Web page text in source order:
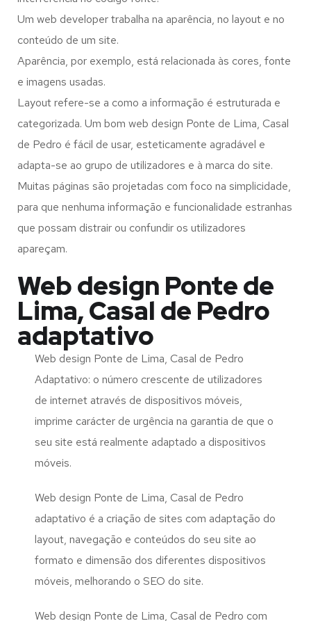
Um web developer trabalha na aparência, no layout e no
conteúdo de um site.
Aparência, por exemplo, está relacionada às cores, fonte
e imagens usadas.
Layout refere-se a como a informação é estruturada e
categorizada. Um bom web design Ponte de Lima, Casal
de Pedro é fácil de usar, esteticamente agradável e
adapta-se ao grupo de utilizadores e à marca do site.
Muitas páginas são projetadas com foco na simplicidade,
para que nenhuma informação e funcionalidade estranhas
que possam distrair ou confundir os utilizadores
apareçam.
Web design Ponte de
Lima, Casal de Pedro
adaptativo
Web design Ponte de Lima, Casal de Pedro
Adaptativo: o número crescente de utilizadores
de internet através de dispositivos móveis,
imprime carácter de urgência na garantia de que o
seu site está realmente adaptado a dispositivos
móveis.
Web design Ponte de Lima, Casal de Pedro
adaptativo é a criação de sites com adaptação do
layout, navegação e conteúdos do seu site ao
formato e dimensão dos diferentes dispositivos
móveis, melhorando o SEO do site.
Web design Ponte de Lima, Casal de Pedro com